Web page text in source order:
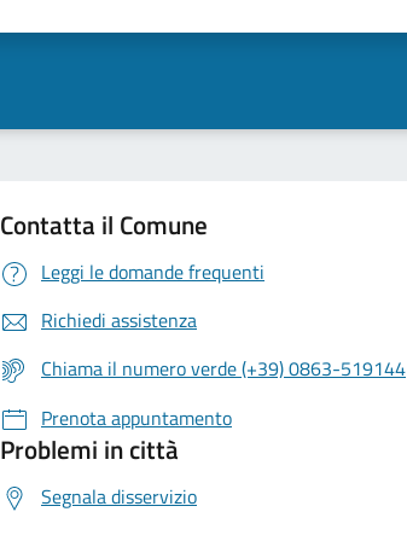
Contatta il Comune
Leggi le domande frequenti
Richiedi assistenza
Chiama il numero verde (+39) 0863-519144
Prenota appuntamento
Problemi in città
Segnala disservizio